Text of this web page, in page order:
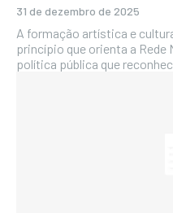
31 de dezembro de 2025
A formação artística e
princípio que orienta a
política pública que